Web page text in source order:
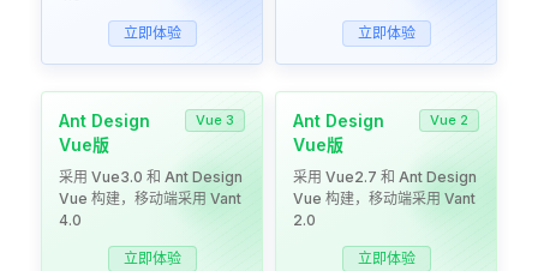
立即体验 立即体验
Ant Design
Vue版
Vue 3
采用 Vue3.0 和 Ant Design
Vue 构建，移动端采用 Vant
4.0
立即体验
Ant Design
Vue版
Vue 2
采用 Vue2.7 和 Ant Design
Vue 构建，移动端采用 Vant
2.0
立即体验